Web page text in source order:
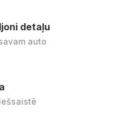
detaļu
auto